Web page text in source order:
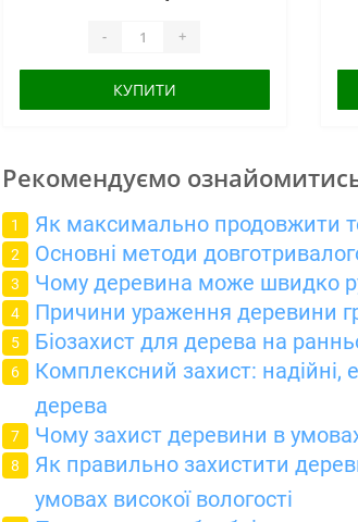
- +
КУПИТИ
Рекомендуємо
Як максимально продовжити
Основні методи
Чому деревина може швидко
Причини ураження деревини
Біозахист для дерева на
Комплексний захист: надійні,
дерева
Чому захист деревини в
Як правильно захистити
умовах високої вологості